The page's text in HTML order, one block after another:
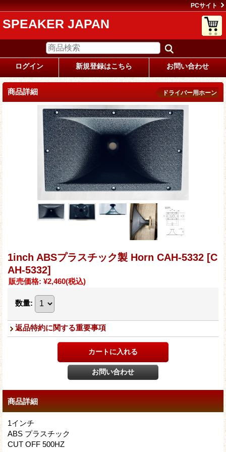
PCサイト
SPEAKER JAPAN
ログイン 新規登録はこちら お問い合わせ
商品詳細 ドライバー用ホーン
1inch ABSプラスチック製 Horn CAH-5332 [C
AH-5332]
販売価格: ¥2,460(税込)
数量:
返品特約に関する重要事項
商品詳細
1インチ
ABS プラスチック
CUT OFF 500HZ